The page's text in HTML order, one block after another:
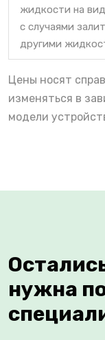
жидкости на
с случаями
другими
Цены носят
изменяться в
модели
нужна